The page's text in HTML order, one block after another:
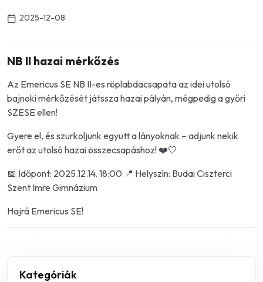
2025-12-08
NB II hazai mérkőzés
Az Emericus SE NB II-es röplabdacsapata az idei utolsó
bajnoki mérkőzését játssza hazai pályán, mégpedig a győri
SZESE ellen!
Gyere el, és szurkoljunk együtt a lányoknak – adjunk nekik
erőt az utolsó hazai összecsapáshoz! ❤️🤍
📅 Időpont: 2025.12.14. 18:00 📍 Helyszín: Budai Ciszterci
Szent Imre Gimnázium
Hajrá Emericus SE!
Kategóriák